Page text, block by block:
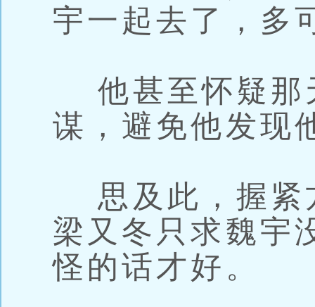
宇一起去了，多
他甚至怀疑那
谋，避免他发现
思及此，握紧
梁又冬只求魏宇
怪的话才好。